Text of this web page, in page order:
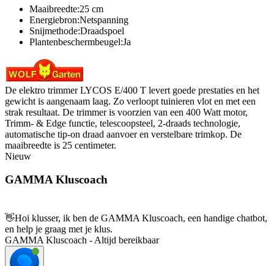
Maaibreedte:25 cm
Energiebron:Netspanning
Snijmethode:Draadspoel
Plantenbeschermbeugel:Ja
De elektro trimmer LYCOS E/400 T levert goede prestaties en het
gewicht is aangenaam laag. Zo verloopt tuinieren vlot en met een
strak resultaat. De trimmer is voorzien van een 400 Watt motor,
Trimm- & Edge functie, telescoopsteel, 2-draads technologie,
automatische tip-on draad aanvoer en verstelbare trimkop. De
maaibreedte is 25 centimeter.
Nieuw
GAMMA Kluscoach
👋Hoi klusser, ik ben de GAMMA Kluscoach, een handige chatbot,
en help je graag met je klus.
GAMMA Kluscoach - Altijd bereikbaar